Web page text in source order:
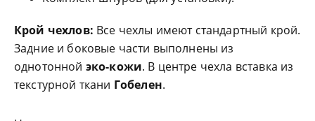
Крой чехлов: Все чехлы имеют стандартный крой.
Задние и боковые части выполнены из
однотонной эко-кожи. В центре чехла вставка из
текстурной ткани Гобелен.